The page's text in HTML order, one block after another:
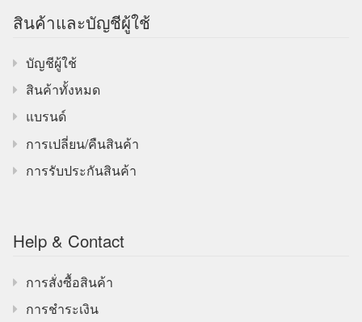
สินค้าและบัญชีผู้ใช้
บัญชีผู้ใช้
สินค้าทั้งหมด
แบรนด์
การเปลี่ยน/คืนสินค้า
การรับประกันสินค้า
Help & Contact
การสั่งซื้อสินค้า
การชำระเงิน